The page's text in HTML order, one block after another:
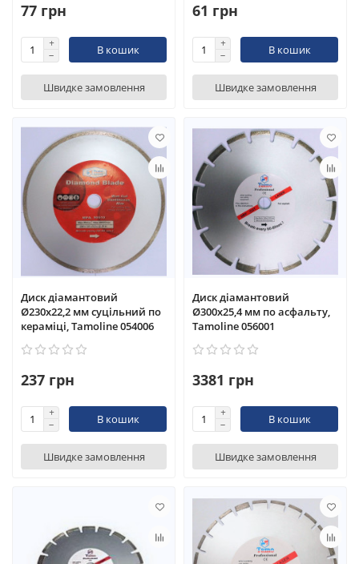
77 грн
В кошик
Швидке замовлення
61 грн
В кошик
Швидке замовлення
Диск діамантовий
Ø230x22,2 мм суцільний по
кераміці, Tamoline 054006
237 грн
В кошик
Швидке замовлення
Диск діамантовий
Ø300x25,4 мм по асфальту,
Tamoline 056001
3381 грн
В кошик
Швидке замовлення